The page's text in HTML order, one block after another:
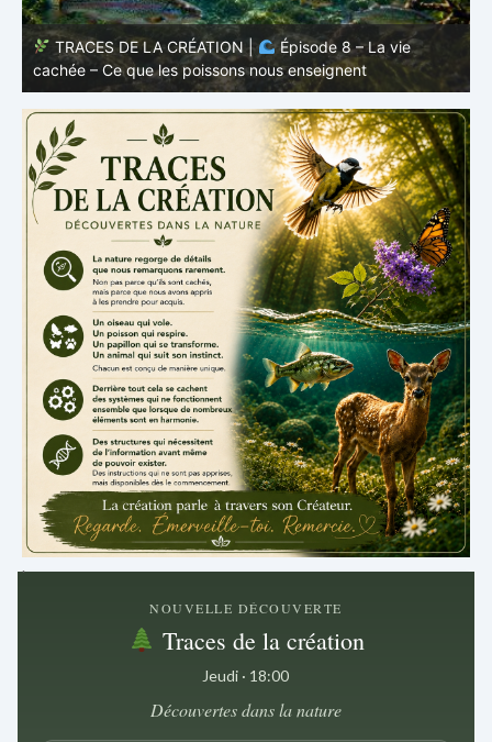
TRACES DE LA CRÉATION |
Épisode 7: La vie cachée
– Pourquoi les poissons restent des poissons
.
NOUVELLE DÉCOUVERTE
Traces de la création
Jeudi · 18:00
Découvertes dans la nature